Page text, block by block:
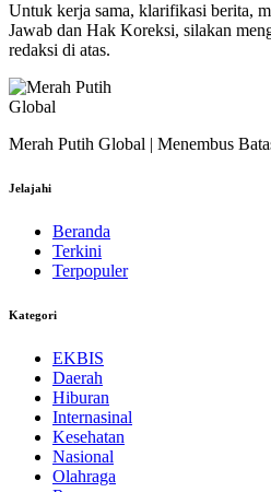
Untuk kerja sama, klarifikasi berita,
Jawab dan Hak Koreksi, silakan
redaksi di atas.
Merah Putih Global | Menembus
Jelajahi
Beranda
Terkini
Terpopuler
Kategori
EKBIS
Daerah
Hiburan
Internasinal
Kesehatan
Nasional
Olahraga